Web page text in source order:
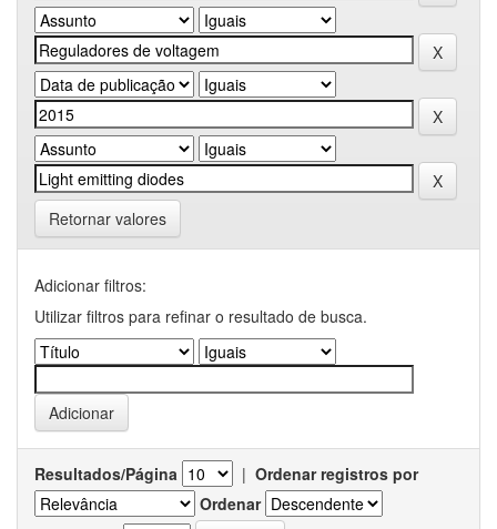
Retornar valores
Adicionar filtros:
Utilizar filtros para refinar o resultado de busca.
Resultados/Página | Ordenar registros por
Ordenar